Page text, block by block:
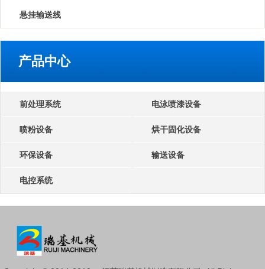
悬挂输送线
产品中心
前处理系统 电泳喷漆设备
喷粉设备 烘干固化设备
环保设备 输送设备
电控系统